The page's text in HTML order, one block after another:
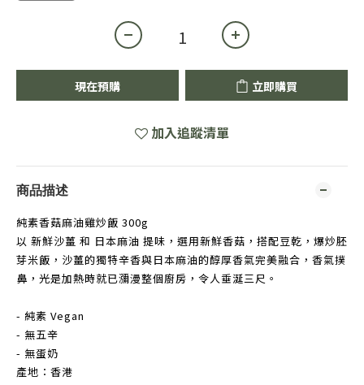
現在預購 立即購買
加入追蹤清單
商品描述
純素香菇麻油雞炒飯 300g
以 新鮮沙薑 和 日本麻油 提味，選用新鮮香菇，搭配豆乾，爆炒胚
芽米飯，沙薑的獨特辛香與日本麻油的醇厚香氣完美融合，香氣撲
鼻，光是加熱時就已瀰漫整個廚房，令人垂涎三尺。
- 純素 Vegan
- 無五辛
- 無蛋奶
產地：香港